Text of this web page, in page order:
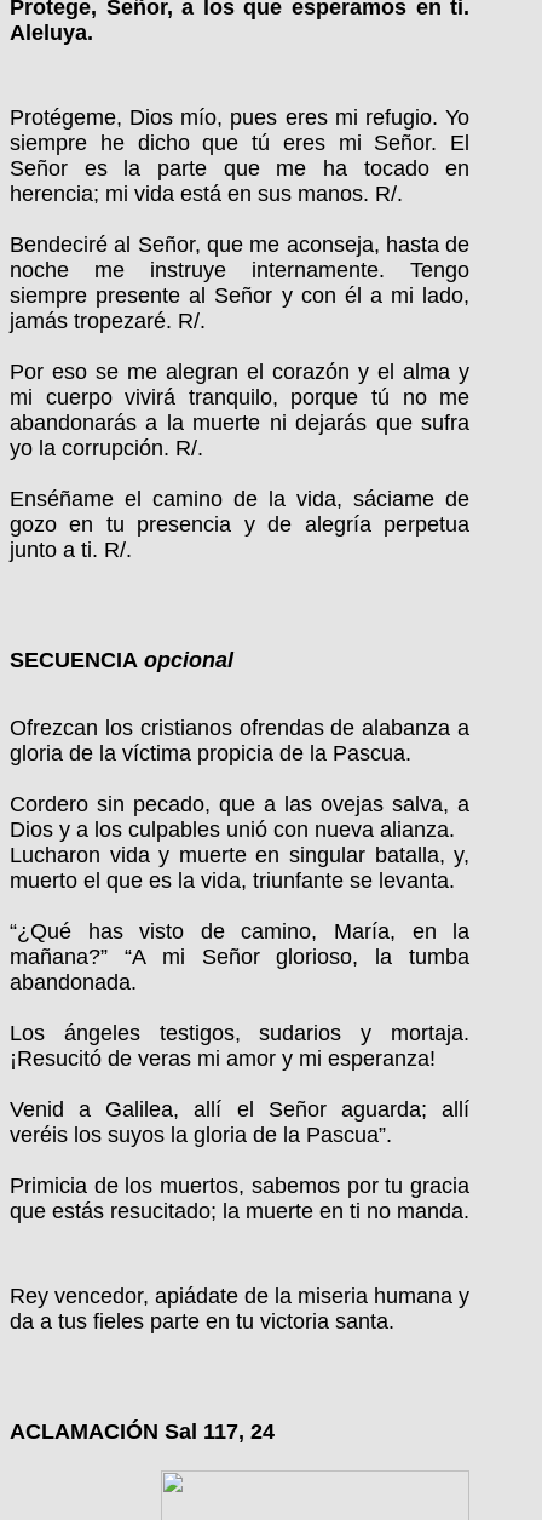
Protege, Señor, a los que esperamos en ti.
Aleluya.
Protégeme, Dios mío, pues eres mi refugio. Yo
siempre he dicho que tú eres mi Señor. El
Señor es la parte que me ha tocado en
herencia; mi vida está en sus manos. R/.
Bendeciré al Señor, que me aconseja, hasta de
noche me instruye internamente. Tengo
siempre presente al Señor y con él a mi lado,
jamás tropezaré. R/.
Por eso se me alegran el corazón y el alma y
mi cuerpo vivirá tranquilo, porque tú no me
abandonarás a la muerte ni dejarás que sufra
yo la corrupción. R/.
Enséñame el camino de la vida, sáciame de
gozo en tu presencia y de alegría perpetua
junto a ti. R/.
SECUENCIA opcional
Ofrezcan los cristianos ofrendas de alabanza a
gloria de la víctima propicia de la Pascua.
Cordero sin pecado, que a las ovejas salva, a
Dios y a los culpables unió con nueva alianza.
Lucharon vida y muerte en singular batalla, y,
muerto el que es la vida, triunfante se levanta.
“¿Qué has visto de camino, María, en la
mañana?” “A mi Señor glorioso, la tumba
abandonada.
Los ángeles testigos, sudarios y mortaja.
¡Resucitó de veras mi amor y mi esperanza!
Venid a Galilea, allí el Señor aguarda; allí
veréis los suyos la gloria de la Pascua”.
Primicia de los muertos, sabemos por tu gracia
que estás resucitado; la muerte en ti no manda.
Rey vencedor, apiádate de la miseria humana y
da a tus fieles parte en tu victoria santa.
ACLAMACIÓN Sal 117, 24